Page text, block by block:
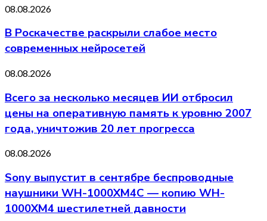
08.08.2026
В Роскачестве раскрыли слабое место
современных нейросетей
08.08.2026
Всего за несколько месяцев ИИ отбросил
цены на оперативную память к уровню 2007
года, уничтожив 20 лет прогресса
08.08.2026
Sony выпустит в сентябре беспроводные
наушники WH-1000XM4C — копию WH-
1000XM4 шестилетней давности